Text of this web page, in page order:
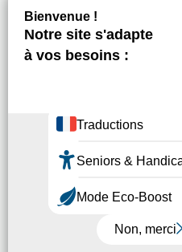
Plan du site
Mentions légales
Politique de protection des
Tous droits réservés - 2017 //